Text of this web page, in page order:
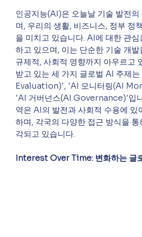
인공지능(AI)은 오늘날 기술 발전의
며, 우리의 생활, 비즈니스, 정부 정
을 미치고 있습니다. AI에 대한 관
하고 있으며, 이는 단순한 기술 개
규제적, 사회적 영향까지 아우르고
받고 있는 세 가지 글로벌 AI 주제
Evaluation)', 'AI 모니터링(AI
'AI 거버넌스(AI Governance)'입
역은 AI의 발전과 사회적 수용에 있
하며, 각국의 다양한 접근 방식을
각되고 있습니다.
Interest Over Time: 변화하는 글